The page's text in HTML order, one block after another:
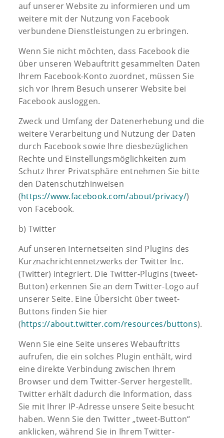
auf unserer Website zu informieren und um
weitere mit der Nutzung von Facebook
verbundene Dienstleistungen zu erbringen.
Wenn Sie nicht möchten, dass Facebook die
über unseren Webauftritt gesammelten Daten
Ihrem Facebook-Konto zuordnet, müssen Sie
sich vor Ihrem Besuch unserer Website bei
Facebook ausloggen.
Zweck und Umfang der Datenerhebung und die
weitere Verarbeitung und Nutzung der Daten
durch Facebook sowie Ihre diesbezüglichen
Rechte und Einstellungsmöglichkeiten zum
Schutz Ihrer Privatsphäre entnehmen Sie bitte
den Datenschutzhinweisen
(https://www.facebook.com/about/privacy/)
von Facebook.
b) Twitter
Auf unseren Internetseiten sind Plugins des
Kurznachrichtennetzwerks der Twitter Inc.
(Twitter) integriert. Die Twitter-Plugins (tweet-
Button) erkennen Sie an dem Twitter-Logo auf
unserer Seite. Eine Übersicht über tweet-
Buttons finden Sie hier
(https://about.twitter.com/resources/buttons).
Wenn Sie eine Seite unseres Webauftritts
aufrufen, die ein solches Plugin enthält, wird
eine direkte Verbindung zwischen Ihrem
Browser und dem Twitter-Server hergestellt.
Twitter erhält dadurch die Information, dass
Sie mit Ihrer IP-Adresse unsere Seite besucht
haben. Wenn Sie den Twitter „tweet-Button“
anklicken, während Sie in Ihrem Twitter-